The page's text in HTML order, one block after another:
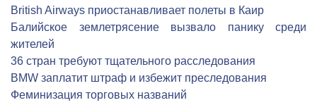
British Airways приостанавливает полеты в Каир
Балийское землетрясение вызвало панику среди
жителей
36 стран требуют тщательного расследования
BMW заплатит штраф и избежит преследования
Феминизация торговых названий